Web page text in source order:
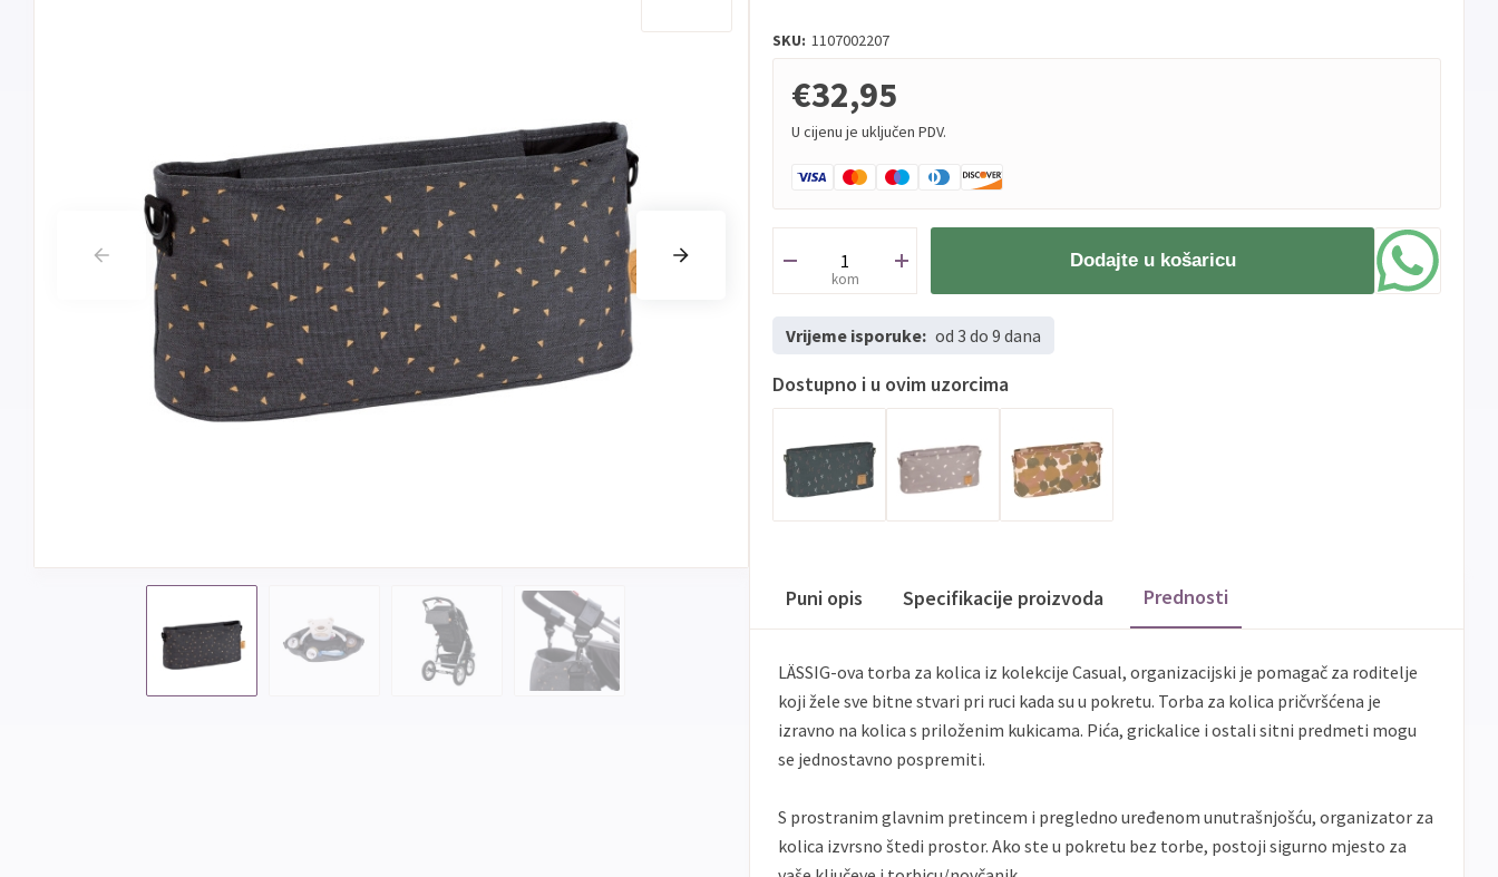
SKU: 1107002207
€32,95
U cijenu je uključen PDV.
kom
Dodajte u košaricu
Vrijeme isporuke: od 3 do 9 dana
Dostupno i u ovim uzorcima
Puni opis Specifikacije proizvoda Prednosti
LÄSSIG-ova torba za kolica iz kolekcije Casual, organizacijski je pomagač za roditelje
koji žele sve bitne stvari pri ruci kada su u pokretu. Torba za kolica pričvršćena je
izravno na kolica s priloženim kukicama. Pića, grickalice i ostali sitni predmeti mogu
se jednostavno pospremiti.
S prostranim glavnim pretincem i pregledno uređenom unutrašnjošću, organizator za
kolica izvrsno štedi prostor. Ako ste u pokretu bez torbe, postoji sigurno mjesto za